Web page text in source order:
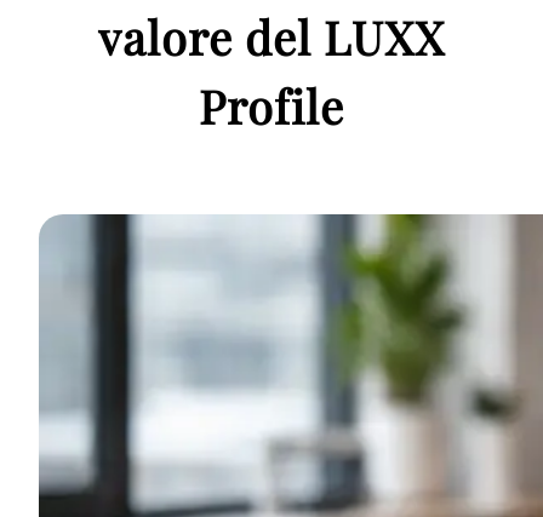
valore del LUXX
Profile